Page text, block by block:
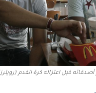
قبل اعتزاله كرة القدم